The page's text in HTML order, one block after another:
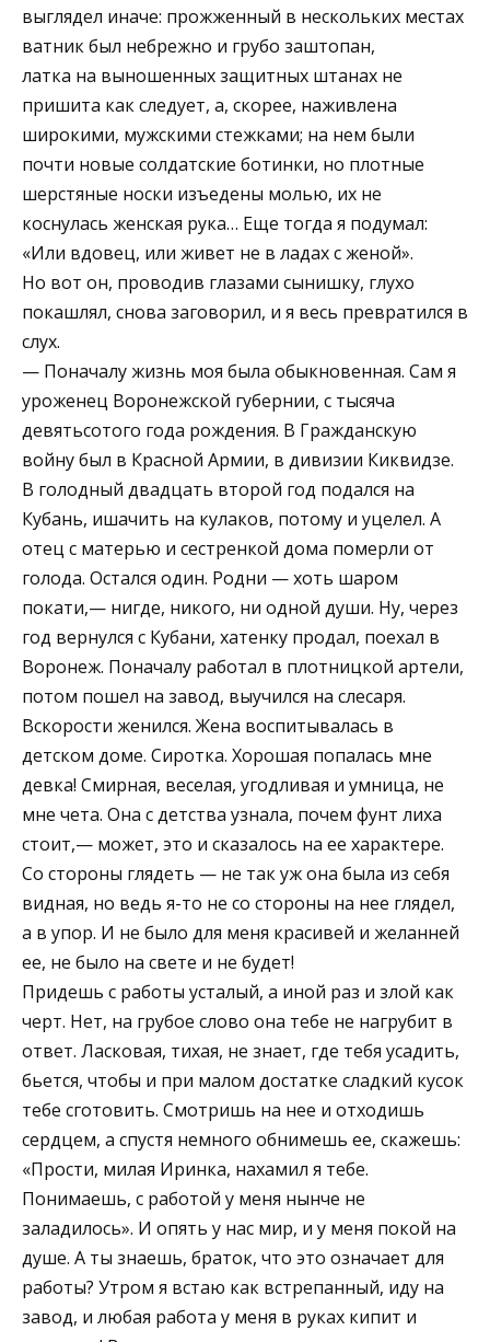
выглядел иначе: прожженный в нескольких местах
ватник был небрежно и грубо заштопан,
латка на выношенных защитных штанах не
пришита как следует, а, скорее, наживлена
широкими, мужскими стежками; на нем были
почти новые солдатские ботинки, но плотные
шерстяные носки изъедены молью, их не
коснулась женская рука… Еще тогда я подумал:
«Или вдовец, или живет не в ладах с женой».
Но вот он, проводив глазами сынишку, глухо
покашлял, снова заговорил, и я весь превратился в
слух.
— Поначалу жизнь моя была обыкновенная. Сам я
уроженец Воронежской губернии, с тысяча
девятьсотого года рождения. В Гражданскую
войну был в Красной Армии, в дивизии Киквидзе.
В голодный двадцать второй год подался на
Кубань, ишачить на кулаков, потому и уцелел. А
отец с матерью и сестренкой дома померли от
голода. Остался один. Родни — хоть шаром
покати,— нигде, никого, ни одной души. Ну, через
год вернулся с Кубани, хатенку продал, поехал в
Воронеж. Поначалу работал в плотницкой артели,
потом пошел на завод, выучился на слесаря.
Вскорости женился. Жена воспитывалась в
детском доме. Сиротка. Хорошая попалась мне
девка! Смирная, веселая, угодливая и умница, не
мне чета. Она с детства узнала, почем фунт лиха
стоит,— может, это и сказалось на ее характере.
Со стороны глядеть — не так уж она была из себя
видная, но ведь я-то не со стороны на нее глядел,
а в упор. И не было для меня красивей и желанней
ее, не было на свете и не будет!
Придешь с работы усталый, а иной раз и злой как
черт. Нет, на грубое слово она тебе не нагрубит в
ответ. Ласковая, тихая, не знает, где тебя усадить,
бьется, чтобы и при малом достатке сладкий кусок
тебе сготовить. Смотришь на нее и отходишь
сердцем, а спустя немного обнимешь ее, скажешь:
«Прости, милая Иринка, нахамил я тебе.
Понимаешь, с работой у меня нынче не
заладилось». И опять у нас мир, и у меня покой на
душе. А ты знаешь, браток, что это означает для
работы? Утром я встаю как встрепанный, иду на
завод, и любая работа у меня в руках кипит и